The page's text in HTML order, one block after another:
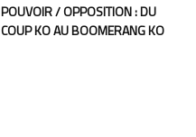
POUVOIR / OPPOSITION : DU
COUP KO AU BOOMERANG KO